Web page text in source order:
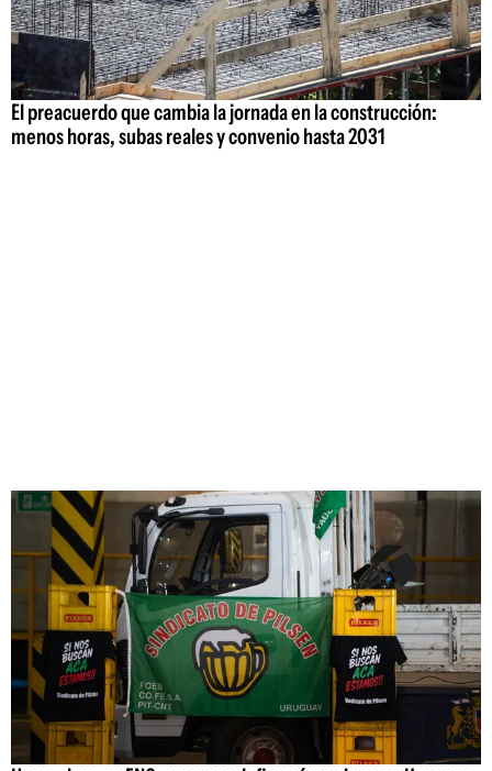
El preacuerdo que cambia la jornada en la construcción:
menos horas, subas reales y convenio hasta 2031